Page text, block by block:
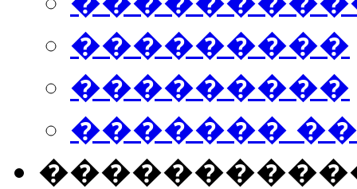
���������
���������
�������